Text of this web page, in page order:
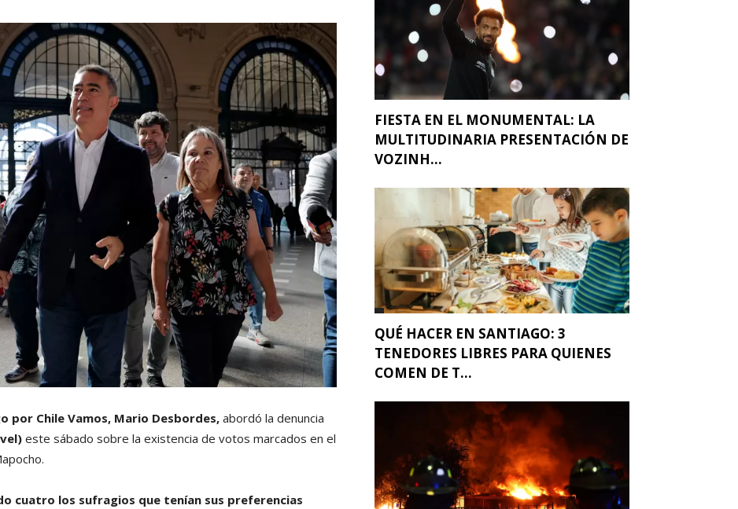
por Chile Vamos, Mario Desbordes, abordó la denuncia
este sábado sobre la existencia de votos marcados en el
cuatro los sufragios que tenían sus preferencias
FIESTA EN EL MONUMENTAL: LA
MULTITUDINARIA PRESENTACIÓN DE
VOZINH...
QUÉ HACER EN SANTIAGO: 3
TENEDORES LIBRES PARA QUIENES
COMEN DE T...